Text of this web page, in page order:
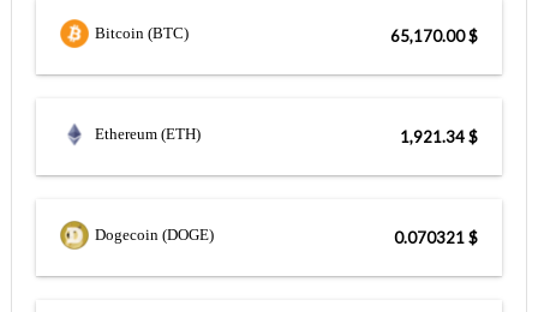
Bitcoin (BTC) $ 65,170.00
Ethereum (ETH) $ 1,921.34
Dogecoin (DOGE) $ 0.070321